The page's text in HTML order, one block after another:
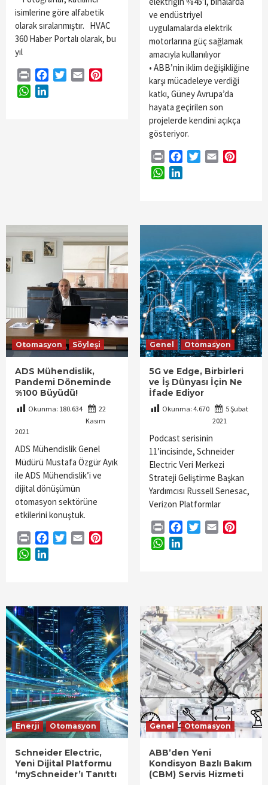
isimlerine göre alfabetik
olarak sıralanmıştır. HVAC
360 Haber Portalı olarak, bu
yıl
Print FacebookTwitterEmail
WhatsApp
ve endüstriyel
uygulamalarda elektrik
motorlarına güç sağlamak
amacıyla kullanılıyor
• ABB’nin iklim değişikliğine
karşı mücadeleye verdiği
katkı, Güney Avrupa’da
hayata geçirilen son
projelerde kendini açıkça
gösteriyor.
Print FacebookTwitterEmail
WhatsApp
Otomasyon Söyleşi
ADS Mühendislik,
Pandemi Döneminde
%100 Büyüdü!
Okunma: 180.634
22
Kasım
2021
ADS Mühendislik Genel
Müdürü Mustafa Özgür Ayık
ile ADS Mühendislik’i ve
dijital dönüşümün
otomasyon sektörüne
etkilerini konuştuk.
Print FacebookTwitterEmail
WhatsApp
Genel Otomasyon
5G ve Edge, Birbirleri
ve İş Dünyası İçin Ne
İfade Ediyor
Okunma: 4.670
5 Şubat
2021
Podcast serisinin
11’incisinde, Schneider
Electric Veri Merkezi
Strateji Geliştirme Başkan
Yardımcısı Russell Senesac,
Verizon Platformlar
Print FacebookTwitterEmail
WhatsApp
Enerji Otomasyon
Schneider Electric,
Yeni Dijital Platformu
‘mySchneider’ı Tanıttı
Genel Otomasyon
ABB’den Yeni
Kondisyon Bazlı Bakım
(CBM) Servis Hizmeti